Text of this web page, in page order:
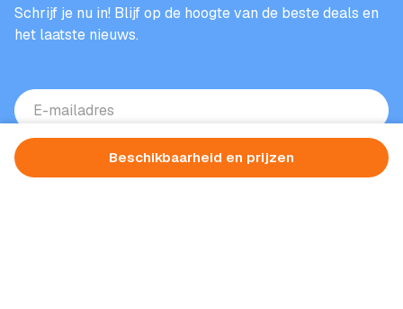
Beschikbaarheid en prijzen
Schrijf je nu in! Blijf op de hoogte van de beste deals en
het laatste nieuws.
E-
mailadres
(Vereist)